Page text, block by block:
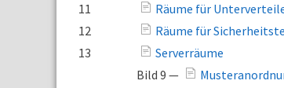
11
Räume für
12
Räume für
13
Serverräume
Bild 9 —